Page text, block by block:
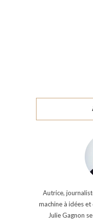
Autrice,
machine à idées
Julie Gagnon